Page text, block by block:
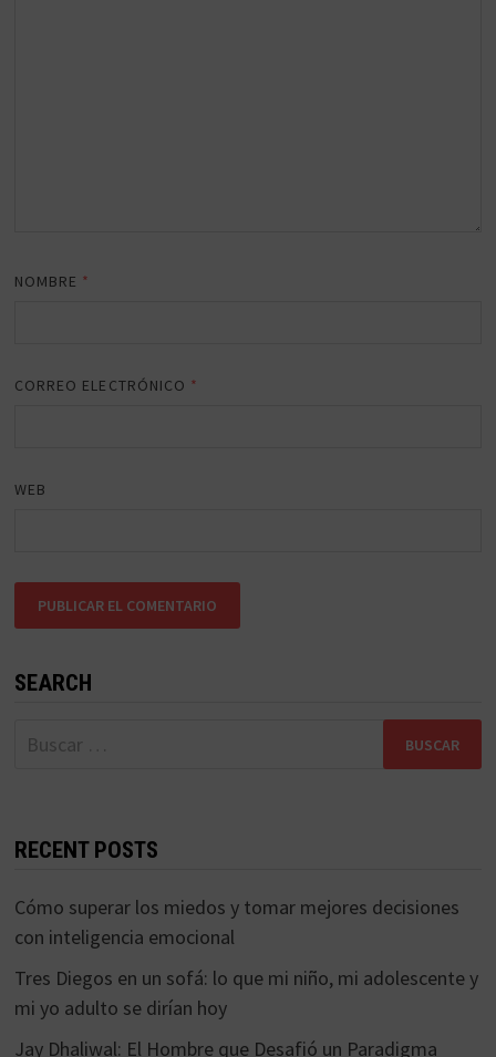
NOMBRE *
CORREO ELECTRÓNICO *
WEB
SEARCH
Buscar:
RECENT POSTS
Cómo superar los miedos y tomar mejores decisiones
con inteligencia emocional
Tres Diegos en un sofá: lo que mi niño, mi adolescente y
mi yo adulto se dirían hoy
Jay Dhaliwal: El Hombre que Desafió un Paradigma